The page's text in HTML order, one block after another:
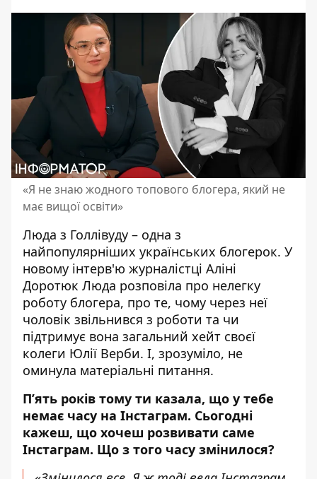
«Я не знаю жодного топового блогера, який не
має вищої освіти»
Люда з Голлівуду – одна з
найпопулярніших українських блогерок. У
новому інтерв'ю журналістці Аліні
Доротюк Люда розповіла про нелегку
роботу блогера, про те, чому через неї
чоловік звільнився з роботи та чи
підтримує вона загальний хейт своєї
колеги Юлії Верби. І, зрозуміло, не
оминула матеріальні питання.
П’ять років тому ти казала, що у тебе
немає часу на Інстаграм. Сьогодні
кажеш, що хочеш розвивати саме
Інстаграм. Що з того часу змінилося?